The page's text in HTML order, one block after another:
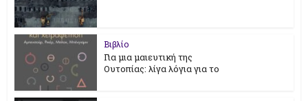
Βιβλίο
Για μια μαιευτική της
Ουτοπίας: λίγα λόγια για το